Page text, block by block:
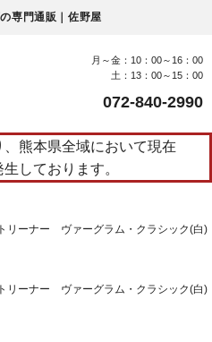
専門通販｜佐野屋
月～金：10：00～16：00
土：13：00～15：00
072-840-2990
熊本県全域において現在
しております。
ーナー ヴァーグラム・クラシック(白)
ーナー ヴァーグラム・クラシック(白)